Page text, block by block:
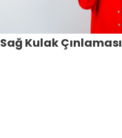
Sağ Kulak Çınlaması